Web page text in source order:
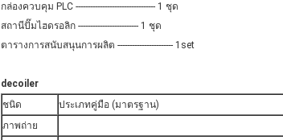
กล่องควบคุม PLC --------------------------------- 1 ชุด
สถานีปั๊มไฮดรอลิก ------------------------- 1 ชุด
ตารางการสนับสนุนการผลิต ----------------------- 1set
decoiler
ชนิด
ประเภทคู่มือ (มาตรฐาน)
ภาพถ่าย